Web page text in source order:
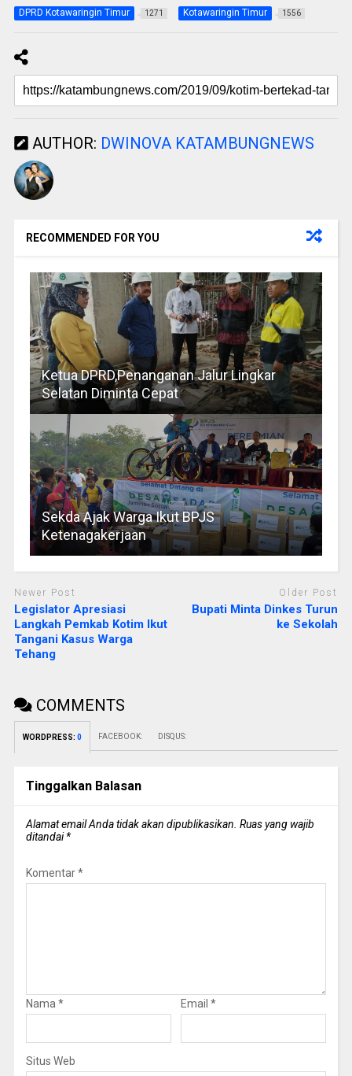
DPRD Kotawaringin Timur 1271 Kotawaringin Timur 1556
AUTHOR: DWINOVA KATAMBUNGNEWS
RECOMMENDED FOR YOU
Ketua DPRD,Penanganan Jalur Lingkar
Selatan Diminta Cepat
Sekda Ajak Warga Ikut BPJS
Ketenagakerjaan
Newer Post
Legislator Apresiasi
Langkah Pemkab Kotim Ikut
Tangani Kasus Warga
Tehang
Older Post
Bupati Minta Dinkes Turun
ke Sekolah
COMMENTS
WORDPRESS: 0 FACEBOOK: DISQUS:
Tinggalkan Balasan
Alamat email Anda tidak akan dipublikasikan. Ruas yang wajib
ditandai*
Komentar*
Nama * Email *
Situs Web